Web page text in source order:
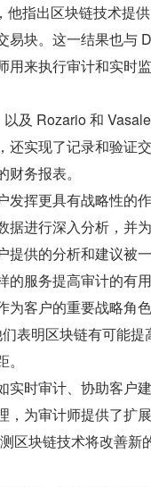
指出区块链技术提
块。这一结果也与
来执行审计和实时
及 Rozario 和
还实现了记录和验证
务报表。
发挥更具有战略性的
进行深入分析，并
提供的分析和建议被
服务提高审计的有用
为客户的重要战略角
表明区块链有可能
实时审计、协助客户
，为审计师提供了扩
区块链技术将改善新